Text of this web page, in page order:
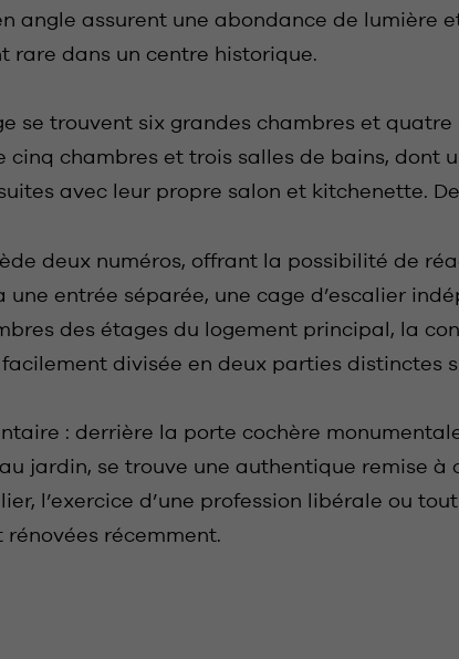
angle assurent une abondance de lumière
rare dans un centre historique.
se trouvent six grandes chambres et
cinq chambres et trois salles de bains, dont
avec leur propre salon et kitchenette.
deux numéros, offrant la possibilité de
une entrée séparée, une cage d’escalier
des étages du logement principal, la
divisée en deux parties distinctes
: derrière la porte cochère
jardin, se trouve une authentique remise à
l’exercice d’une profession libérale ou
récemment.